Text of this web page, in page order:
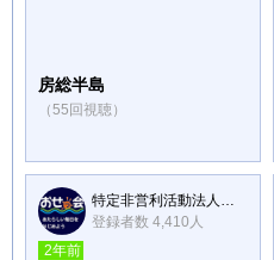
房総半島
（55回視聴）
特定非営利活動法人おせっ会
登録者数 4,410人
2年前